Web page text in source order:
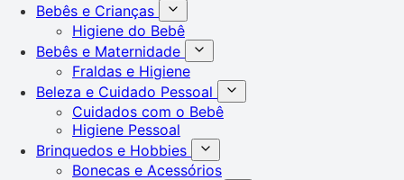
Bebês e Crianças
Higiene do Bebê
Bebês e Maternidade
Fraldas e Higiene
Beleza e Cuidado Pessoal
Cuidados com o Bebê
Higiene Pessoal
Brinquedos e Hobbies
Bonecas e Acessórios